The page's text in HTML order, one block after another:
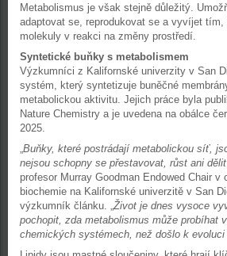
Metabolismus je však stejně důležitý.
adaptovat se, reprodukovat se a vyvíjet
molekuly v reakci na změny prostředí.
Syntetické buňky s metabolismem
Výzkumníci z Kalifornské univerzity v San
systém, který syntetizuje buněčné
metabolickou aktivitu. Jejich práce byla
Nature Chemistry a je uvedena na obálce
2025.
„Buňky, které postrádají metabolickou síť,
nejsou schopny se přestavovat, růst ani dělit
profesor Murray Goodman Endowed Chair v
biochemie na Kalifornské univerzitě v San
výzkumník článku. „Život je dnes vysoce
pochopit, zda metabolismus může probíhat
chemických systémech, než došlo k